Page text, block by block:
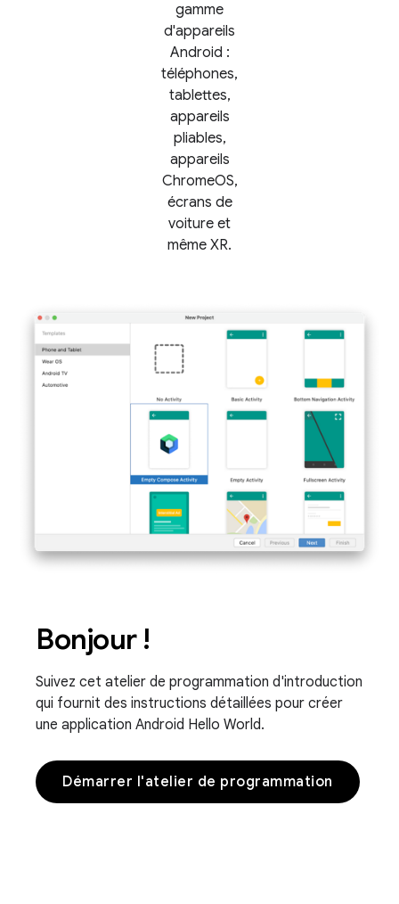
gamme
d'appareils
Android :
téléphones,
tablettes,
appareils
pliables,
appareils
ChromeOS,
écrans de
voiture et
même XR.
Bonjour !
Suivez cet atelier de programmation d'introduction
qui fournit des instructions détaillées pour créer
une application Android Hello World.
Démarrer l'atelier de programmation